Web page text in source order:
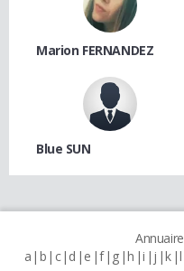
Marion FERNANDEZ
Blue SUN
a b c d e f g h i j k l